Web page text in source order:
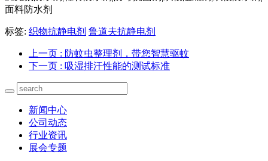
标签: 织物抗静电剂 鲁道夫抗静电剂
上一页 : 防蚊虫整理剂，带您智慧驱蚊
下一页 : 吸湿排汗性能的测试标准
新闻中心
公司动态
行业资讯
展会专题